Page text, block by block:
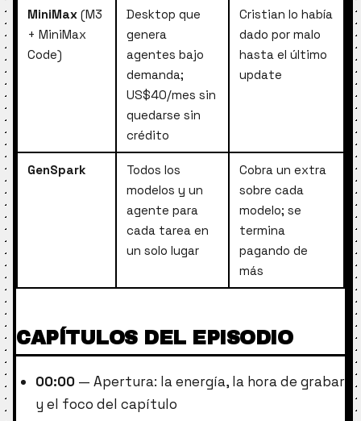
MiniMax (M3
+ MiniMax
Code)
Desktop que
genera
agentes bajo
demanda;
US$40/mes sin
quedarse sin
crédito
Cristian lo había
dado por malo
hasta el último
update
GenSpark
Todos los
modelos y un
agente para
cada tarea en
un solo lugar
Cobra un extra
sobre cada
modelo; se
termina
pagando de
más
CAPÍTULOS DEL EPISODIO
00:00— Apertura: la energía, la hora de grabar
y el foco del capítulo